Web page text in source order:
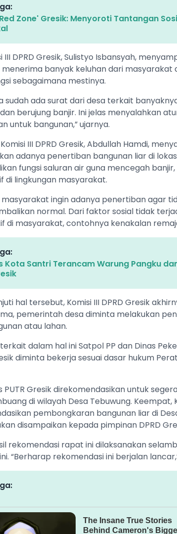
Zone' Gresik: Menyoroti Tantangan
III DPRD Gresik, Sulistyo Isbansyah,
banyak keluhan dari masyarakat
sebagaimana mestinya.
sudah ada surat dari desa terkait
berujung banjir. Ini jelas menyalahkan
untuk bangunan,” ujarnya.
III DPRD Gresik, Abdullah Hamdi,
adanya penertiban bangunan liar di
fungsi saluran air guna mencegah
di lingkungan masyarakat.
masyarakat ingin adanya penertiban agar
normal. Dari faktor sosial tidak
di masyarakat, contohnya kenakalan
Kota Santri Terancam Warung Pangku
hal tersebut, Komisi III DPRD Gresik
pemerintah desa diminta melakukan
atau lahan.
terkait dalam hal ini Satpol PP dan Dinas
diminta bekerja sesuai dasar hukum
PUTR Gresik direkomendasikan untuk
di wilayah Desa Tebuwung. Keempat,
pembongkaran bangunan liar di
disampaikan kepada pimpinan DPRD
rekomendasi rapat ini dilaksanakan
“Berharap rekomendasi ini berjalan